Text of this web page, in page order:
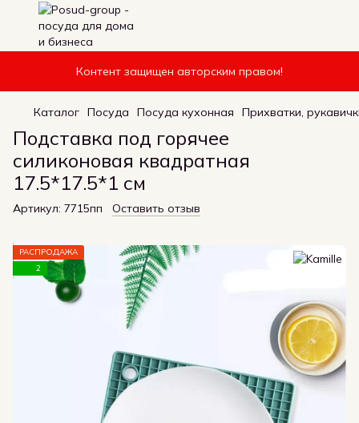
Контент защищен авторским правом!
Каталог Посуда Посуда кухонная Прихватки,
Подставка под горячее
силиконовая квадратная
17.5*17.5*1 см
Артикул: 7715пп Оставить отзыв
РАСПРОДАЖА
2